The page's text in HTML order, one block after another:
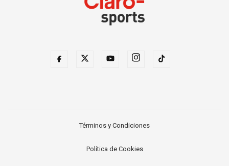
Términos y Condiciones
Política de Cookies